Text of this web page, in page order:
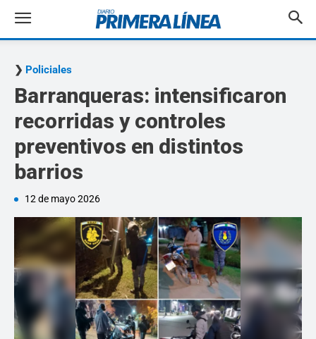
Policiales
Barranqueras: intensificaron
recorridas y controles
preventivos en distintos
barrios
12 de mayo 2026